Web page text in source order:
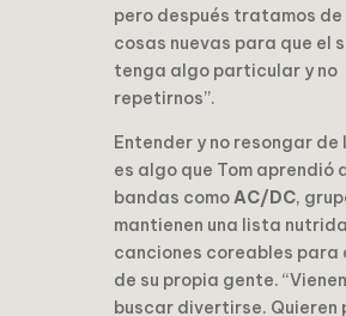
pero después tratamos
cosas nuevas para que el
tenga algo particular y no
repetirnos”.
Entender y no resongar de
es algo que Tom aprendió
bandas comoAC/DC,
mantienen una lista
canciones coreables para
de su propia gente.
buscar divertirse. Quieren